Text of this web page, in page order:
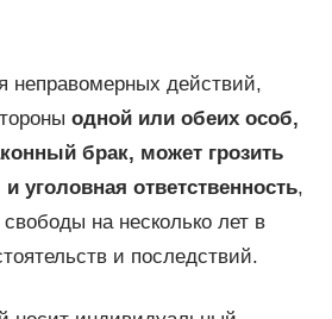
неправомерных действий,
одной или обеих особ,
брак, может грозить
уголовная ответственность,
на несколько лет в
и последствий.